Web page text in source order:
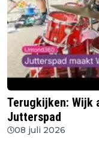
Terugkijken: Wijk
Jutterspad
08 juli 2026